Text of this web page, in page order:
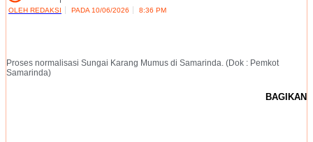
OLEH REDAKSI PADA 10/06/2026 8:36 PM
Proses normalisasi Sungai Karang Mumus di Samarinda. (Dok : Pemkot
Samarinda)
BAGIKAN